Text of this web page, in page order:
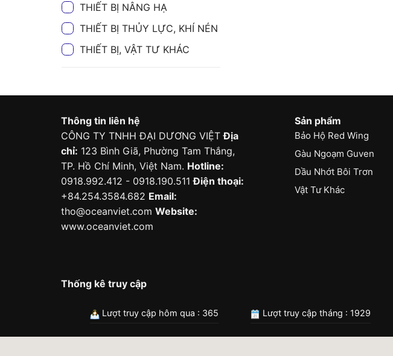
THIẾT BỊ NÂNG HẠ
THIẾT BỊ THỦY LỰC, KHÍ NÉN
THIẾT BỊ, VẬT TƯ KHÁC
Thông tin liên hệ
CÔNG TY TNHH ĐẠI DƯƠNG VIỆTĐịa
chỉ: 123 Bình Giã, Phường Tam Thắng,
TP. Hồ Chí Minh, Việt Nam. Hotline:
0918.992.412 - 0918.190.511Điện thoại:
+84.254.3584.682 Email:
tho@oceanviet.com Website:
www.oceanviet.com
Sản phẩm
Bảo Hộ Red Wing
Gàu Ngoạm Guven
Dầu Nhớt Bôi Trơn
Vật Tư Khác
Thống kê truy cập
Lượt truy cập hôm qua : 365 Lượt truy cập tháng : 1929